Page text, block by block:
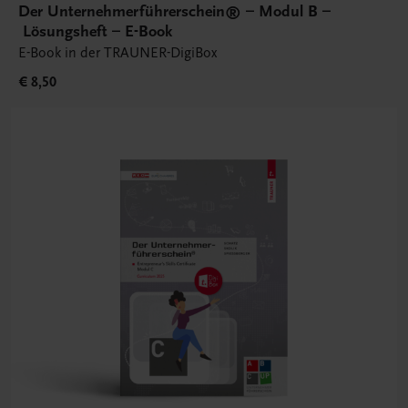
Der Unternehmerführerschein® – Modul B –
Lösungsheft – E-Book
E-Book in der TRAUNER-DigiBox
€ 8,50